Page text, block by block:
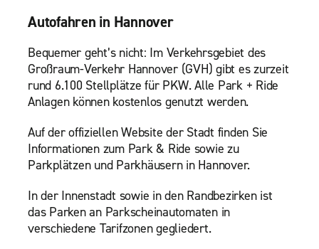
Autofahren in Hannover
Bequemer geht’s nicht: Im Verkehrsgebiet des
Großraum-Verkehr Hannover (GVH) gibt es zurzeit
rund 6.100 Stellplätze für PKW. Alle Park + Ride
Anlagen können kostenlos genutzt werden.
Auf der offiziellen Website der Stadt finden Sie
Informationen zum Park & Ride sowie zu
Parkplätzen und Parkhäusern in Hannover.
In der Innenstadt sowie in den Randbezirken ist
das Parken an Parkscheinautomaten in
verschiedene Tarifzonen gegliedert.